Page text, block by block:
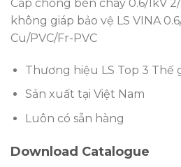
Cáp chống bén cháy 0.6/1kV
không giáp bảo vệ LS VINA
Cu/PVC/Fr-PVC
Thương hiệu LS Top 3 Thế
Sản xuất tại Việt Nam
Luôn có sẵn hàng
Download Catalogue